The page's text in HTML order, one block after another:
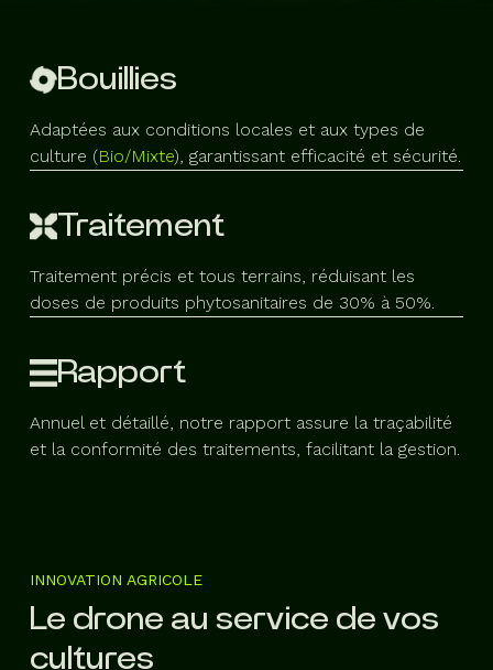
Bouillies
Adaptées aux conditions locales et aux types de
culture (Bio/Mixte), garantissant efficacité et sécurité.
Traitement
Traitement précis et tous terrains, réduisant les
doses de produits phytosanitaires de 30% à 50%.
Rapport
Annuel et détaillé, notre rapport assure la traçabilité
et la conformité des traitements, facilitant la gestion.
INNOVATION AGRICOLE
Le drone au service de vos
cultures